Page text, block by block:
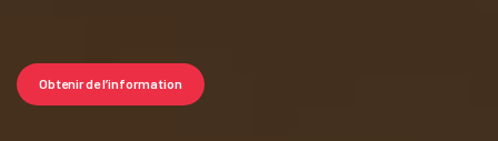
Obtenir de l’information